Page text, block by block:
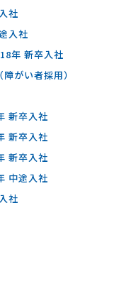
社
入社
年 新卒入社
がい者採用）
新卒入社
新卒入社
新卒入社
中途入社
社